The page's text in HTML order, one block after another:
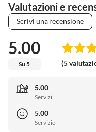
Valutazioni e
Scrivi una recensione
5.00
Su 5 (5
5.00
Servizi
5.00
Servizio